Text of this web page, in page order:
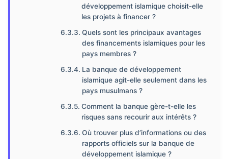
développement islamique choisit-elle
les projets à financer ?
Quels sont les principaux avantages
des financements islamiques pour les
pays membres ?
La banque de développement
islamique agit-elle seulement dans les
pays musulmans ?
Comment la banque gère-t-elle les
risques sans recourir aux intérêts ?
Où trouver plus d’informations ou des
rapports officiels sur la banque de
développement islamique ?